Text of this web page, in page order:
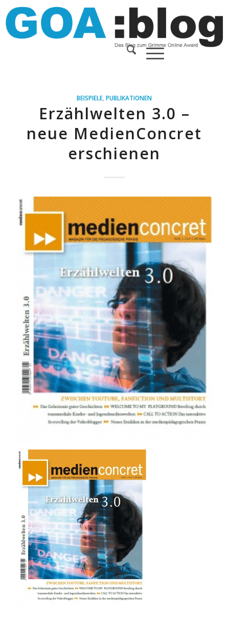
BEISPIELE ,PUBLIKATIONEN
Erzählwelten 3.0 –
neue MedienConcret
erschienen